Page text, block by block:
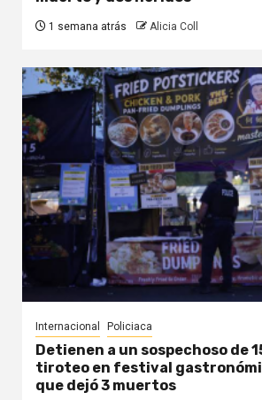
1 semana atrás Alicia Coll
Internacional Policiaca
Detienen a un sospechoso de
tiroteo en festival
que dejó 3 muertos